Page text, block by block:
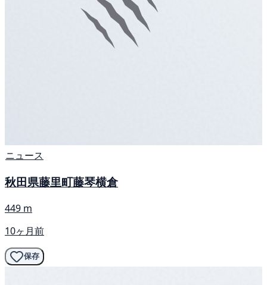
ニュース
秋田県藤里町藤琴横倉
449 m
10ヶ月前
保存